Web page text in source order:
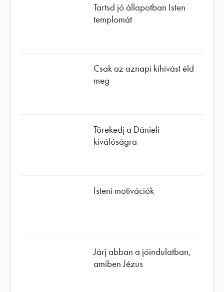
Tartsd jó állapotban Isten
templomát
Csak az aznapi kihívást éld
meg
Törekedj a Dánieli
kiválóságra
Isteni motivációk
Járj abban a jóindulatban,
amiben Jézus